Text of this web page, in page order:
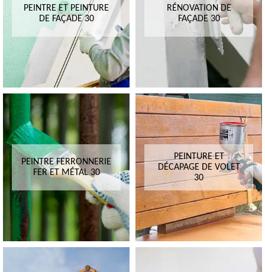
PEINTRE ET PEINTURE
DE FAÇADE 30
RÉNOVATION DE
FAÇADE 30
PEINTRE FERRONNERIE
FER ET MÉTAL 30
PEINTURE ET
DÉCAPAGE DE VOLET
30